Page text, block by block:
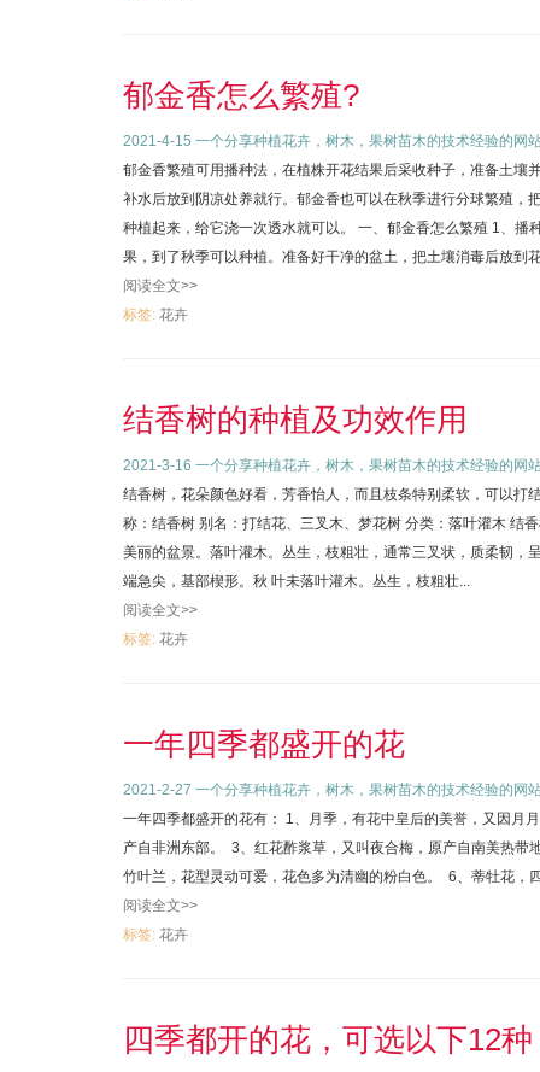
郁金香怎么繁殖?
2021-4-15 一个分享种植花卉，树木，果树苗木的技术经验的网
郁金香繁殖可用播种法，在植株开花结果后采收种子，准备土壤
补水后放到阴凉处养就行。郁金香也可以在秋季进行分球繁殖，
种植起来，给它浇一次透水就可以。 一、郁金香怎么繁殖 1、
果，到了秋季可以种植。准备好干净的盆土，把土壤消毒后放到
阅读全文>>
标签: 花卉
结香树的种植及功效作用
2021-3-16 一个分享种植花卉，树木，果树苗木的技术经验的网
结香树，花朵颜色好看，芳香怡人，而且枝条特别柔软，可以打
称：结香树 别名：打结花、三叉木、梦花树 分类：落叶灌木 结
美丽的盆景。落叶灌木。丛生，枝粗壮，通常三叉状，质柔韧，
端急尖，基部楔形。秋 叶未落叶灌木。丛生，枝粗壮...
阅读全文>>
标签: 花卉
一年四季都盛开的花
2021-2-27 一个分享种植花卉，树木，果树苗木的技术经验的网
一年四季都盛开的花有： 1、月季，有花中皇后的美誉，又因月
产自非洲东部。 3、红花酢浆草，又叫夜合梅，原产自南美热带
竹叶兰，花型灵动可爱，花色多为清幽的粉白色。 6、蒂牡花，
阅读全文>>
标签: 花卉
四季都开的花，可选以下12种